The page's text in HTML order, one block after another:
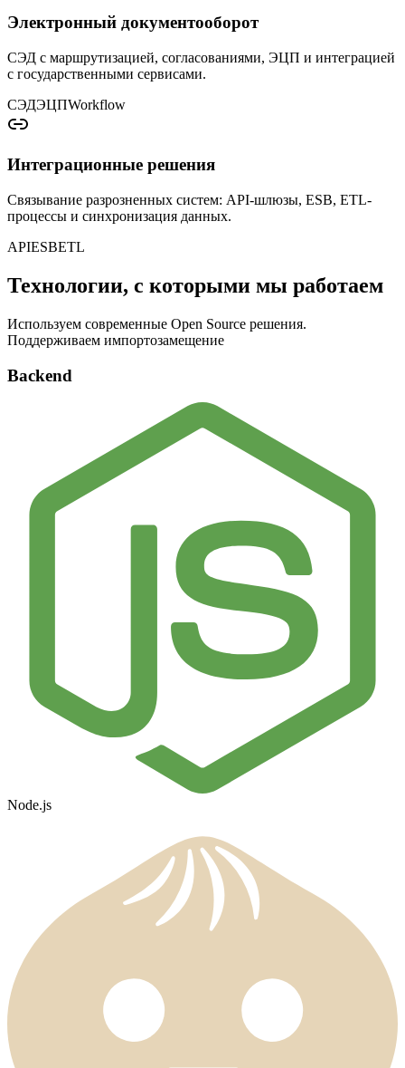
Электронный документооборот
СЭД с маршрутизацией, согласованиями, ЭЦП и интеграцией
с государственными сервисами.
СЭДЭЦПWorkflow
Интеграционные решения
Связывание разрозненных систем: API-шлюзы, ESB, ETL-
процессы и синхронизация данных.
APIESBETL
Технологии, с которыми мы работаем
Используем современные Open Source решения.
Поддерживаем импортозамещение
Backend
Node.js